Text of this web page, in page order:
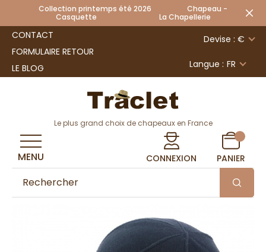
Collection printemps été 2026 Chapeau -
Casquette La Chapellerie
CONTACT
FORMULAIRE RETOUR
LE BLOG
Devise : €
Langue : FR
Le plus grand choix de chapeaux en France
CONNEXION PANIER
MENU